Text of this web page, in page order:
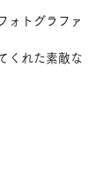
ォトグラファ
くれた素敵な